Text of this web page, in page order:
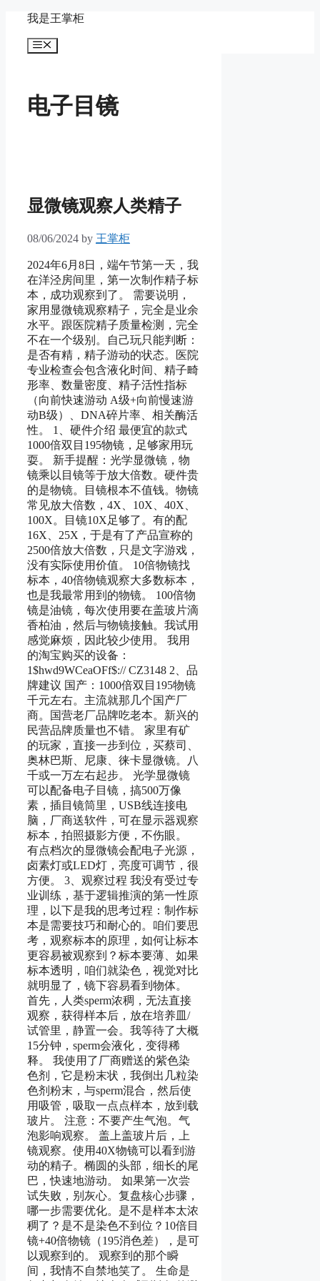
content
我是王掌柜
Menu
电子目镜
显微镜观察人类精子
08/06/2024 by 王掌柜
2024年6月8日，端午节第一天，我
在洋泾房间里，第一次制作精子标
本，成功观察到了。 需要说明，
家用显微镜观察精子，完全是业余
水平。跟医院精子质量检测，完全
不在一个级别。自己玩只能判断：
是否有精，精子游动的状态。医院
专业检查会包含液化时间、精子畸
形率、数量密度、精子活性指标
（向前快速游动 A级+向前慢速游
动B级）、DNA碎片率、相关酶活
性。 1、硬件介绍 最便宜的款式
1000倍双目195物镜，足够家用玩
耍。 新手提醒：光学显微镜，物
镜乘以目镜等于放大倍数。硬件贵
的是物镜。目镜根本不值钱。物镜
常见放大倍数，4X、10X、40X、
100X。目镜10X足够了。有的配
16X、25X，于是有了产品宣称的
2500倍放大倍数，只是文字游戏，
没有实际使用价值。 10倍物镜找
标本，40倍物镜观察大多数标本，
也是我最常用到的物镜。 100倍物
镜是油镜，每次使用要在盖玻片滴
香柏油，然后与物镜接触。我试用
感觉麻烦，因此较少使用。 我用
的淘宝购买的设备：
1$hwd9WCeaOFf$:// CZ3148 2、品
牌建议 国产：1000倍双目195物镜
千元左右。主流就那几个国产厂
商。国营老厂品牌吃老本。新兴的
民营品牌质量也不错。 家里有矿
的玩家，直接一步到位，买蔡司、
奥林巴斯、尼康、徕卡显微镜。八
千或一万左右起步。 光学显微镜
可以配备电子目镜，搞500万像
素，插目镜筒里，USB线连接电
脑，厂商送软件，可在显示器观察
标本，拍照摄影方便，不伤眼。
有点档次的显微镜会配电子光源，
卤素灯或LED灯，亮度可调节，很
方便。 3、观察过程 我没有受过专
业训练，基于逻辑推演的第一性原
理，以下是我的思考过程：制作标
本是需要技巧和耐心的。咱们要思
考，观察标本的原理，如何让标本
更容易被观察到？标本要薄、如果
标本透明，咱们就染色，视觉对比
就明显了，镜下容易看到物体。
首先，人类sperm浓稠，无法直接
观察，获得样本后，放在培养皿/
试管里，静置一会。我等待了大概
15分钟，sperm会液化，变得稀
释。 我使用了厂商赠送的紫色染
色剂，它是粉末状，我倒出几粒染
色剂粉末，与sperm混合，然后使
用吸管，吸取一点点样本，放到载
玻片。 注意：不要产生气泡。气
泡影响观察。 盖上盖玻片后，上
镜观察。使用40X物镜可以看到游
动的精子。椭圆的头部，细长的尾
巴，快速地游动。 如果第一次尝
试失败，别灰心。复盘核心步骤，
哪一步需要优化。是不是样本太浓
稠了？是不是染色不到位？10倍目
镜+40倍物镜（195消色差），是可
以观察到的。 观察到的那个瞬
间，我情不自禁地笑了。 生命是